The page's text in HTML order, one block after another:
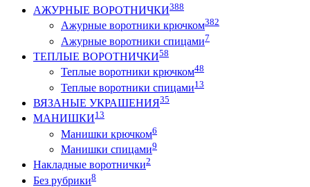
АЖУРНЫЕ ВОРОТНИЧКИ388
Ажурные воротники крючком382
Ажурные воротники спицами7
ТЕПЛЫЕ ВОРОТНИЧКИ58
Теплые воротники крючком48
Теплые воротники спицами13
ВЯЗАНЫЕ УКРАШЕНИЯ35
МАНИШКИ13
Манишки крючком6
Манишки спицами9
Накладные воротнички2
Без рубрики8